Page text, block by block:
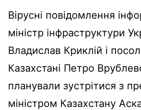
Вірусні повідомлення
міністр інфраструктури
Владислав Криклій і
Казахстані Петро
планували зустрітися з
міністром Казахстану